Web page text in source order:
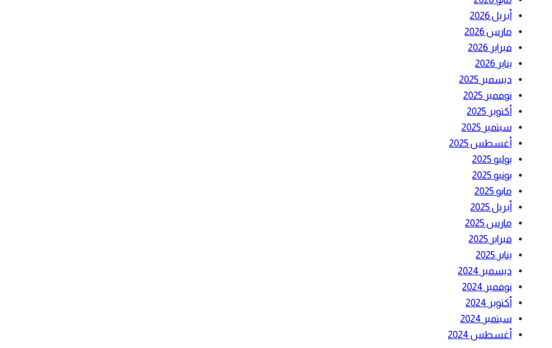
أبريل 2026
مارس 2026
فبراير 2026
يناير 2026
ديسمبر 2025
نوفمبر 2025
أكتوبر 2025
سبتمبر 2025
أغسطس 2025
يوليو 2025
يونيو 2025
مايو 2025
أبريل 2025
مارس 2025
فبراير 2025
يناير 2025
ديسمبر 2024
نوفمبر 2024
أكتوبر 2024
سبتمبر 2024
أغسطس 2024